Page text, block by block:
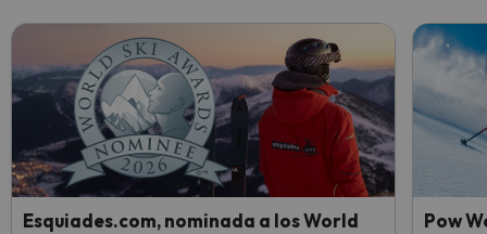
Esquiades.com, nominada a los World
Pow